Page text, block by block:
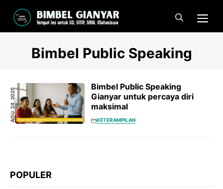
isi
Bimbel Public Speaking
AGU. 24, 2025
Bimbel Public Speaking
Gianyar untuk percaya diri
maksimal
KETERAMPILAN
POPULER